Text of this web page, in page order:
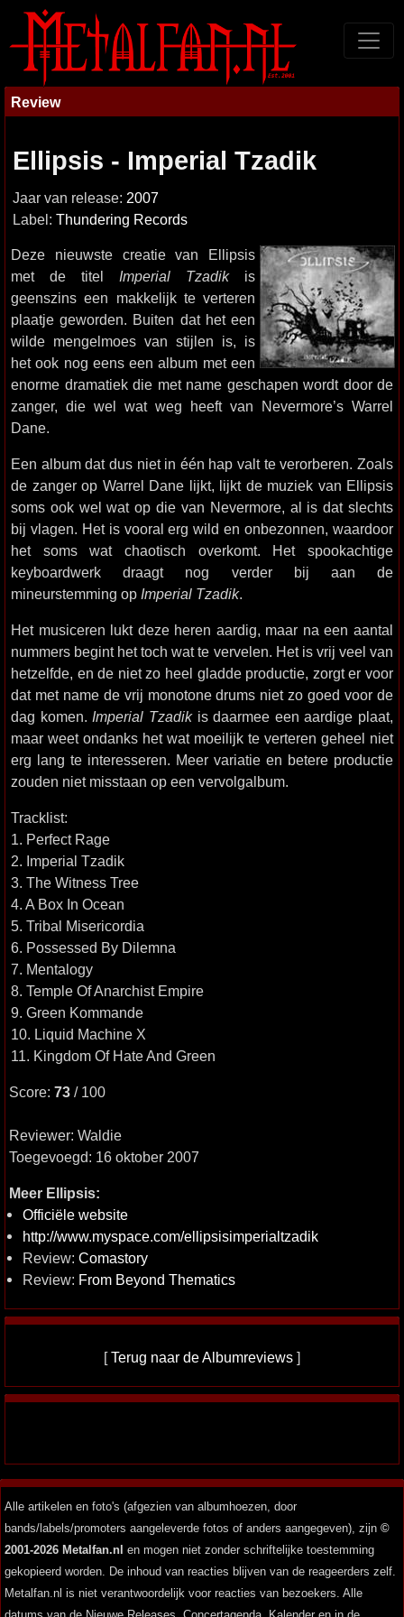
Review
Ellipsis - Imperial Tzadik
Jaar van release: 2007
Label: Thundering Records
Deze nieuwste creatie van Ellipsis
met de titel Imperial Tzadikis
geenszins een makkelijk te verteren
plaatje geworden. Buiten dat het een
wilde mengelmoes van stijlen is, is
het ook nog eens een album met een
enorme dramatiek die met name geschapen wordt door de
zanger, die wel wat weg heeft van Nevermore’s Warrel
Dane.
Een album dat dus niet in één hap valt te verorberen. Zoals
de zanger op Warrel Dane lijkt, lijkt de muziek van Ellipsis
soms ook wel wat op die van Nevermore, al is dat slechts
bij vlagen. Het is vooral erg wild en onbezonnen, waardoor
het soms wat chaotisch overkomt. Het spookachtige
keyboardwerk draagt nog verder bij aan de
mineurstemming op Imperial Tzadik.
Het musiceren lukt deze heren aardig, maar na een aantal
nummers begint het toch wat te vervelen. Het is vrij veel van
hetzelfde, en de niet zo heel gladde productie, zorgt er voor
dat met name de vrij monotone drums niet zo goed voor de
dag komen. Imperial Tzadikis daarmee een aardige plaat,
maar weet ondanks het wat moeilijk te verteren geheel niet
erg lang te interesseren. Meer variatie en betere productie
zouden niet misstaan op een vervolgalbum.
Tracklist:
1. Perfect Rage
2. Imperial Tzadik
3. The Witness Tree
4. A Box In Ocean
5. Tribal Misericordia
6. Possessed By Dilemna
7. Mentalogy
8. Temple Of Anarchist Empire
9. Green Kommande
10. Liquid Machine X
11. Kingdom Of Hate And Green
Score: 73 / 100
Reviewer: Waldie
Toegevoegd: 16 oktober 2007
Meer Ellipsis:
Officiële website
http://www.myspace.com/ellipsisimperialtzadik
Review: Comastory
Review: From Beyond Thematics
[Terug naar de Albumreviews ]
Alle artikelen en foto's (afgezien van albumhoezen, door
bands/labels/promoters aangeleverde fotos of anders aangegeven), zijn ©
2001-2026 Metalfan.nl en mogen niet zonder schriftelijke toestemming
gekopieerd worden. De inhoud van reacties blijven van de reageerders zelf.
Metalfan.nl is niet verantwoordelijk voor reacties van bezoekers. Alle